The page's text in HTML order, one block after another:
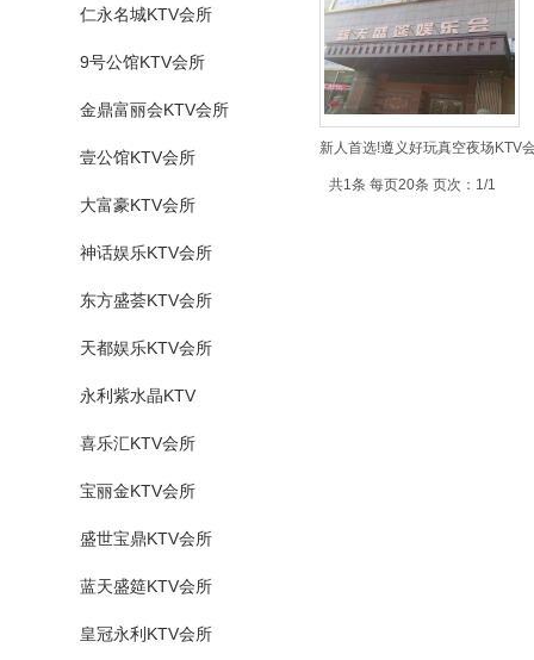
仁永名城KTV会所
9号公馆KTV会所
金鼎富丽会KTV会所
壹公馆KTV会所
大富豪KTV会所
神话娱乐KTV会所
东方盛荟KTV会所
天都娱乐KTV会所
永利紫水晶KTV
喜乐汇KTV会所
宝丽金KTV会所
盛世宝鼎KTV会所
蓝天盛筵KTV会所
皇冠永利KTV会所
新人首选!遵义好玩真空夜场KTV
共1条 每页20条 页次：1/1